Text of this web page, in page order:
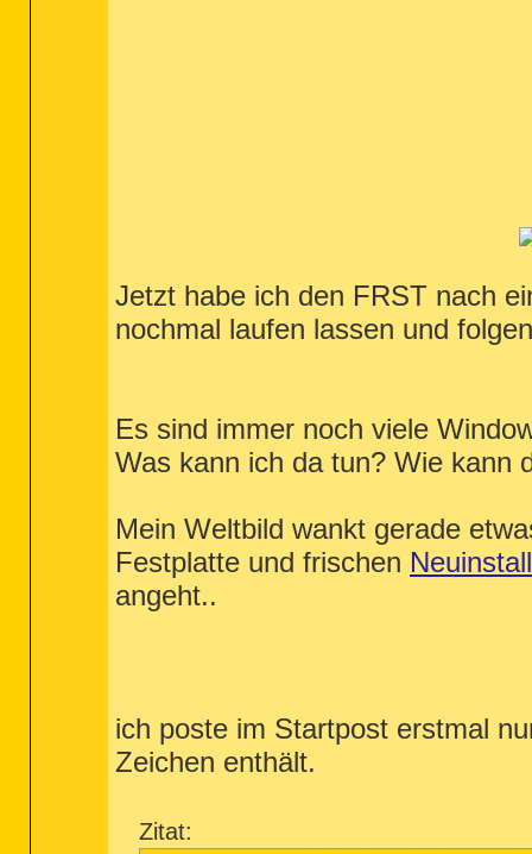
Jetzt habe ich den FRST nach
nochmal laufen lassen und
Es sind immer noch viele
Was kann ich da tun? Wie kann
Mein Weltbild wankt gerade
Festplatte und frischen
angeht..
ich poste im Startpost erstmal
Zeichen enthält.
Zitat: